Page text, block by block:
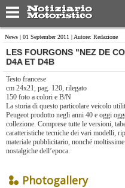
News | 01 September 2011 | Autore: Redazione
LES FOURGONS "NEZ DE
D4A ET D4B
Testo francese
cm 24x21, pag. 120, rilegato
150 foto a colori e B/N
La storia di questo particolare veicolo
Peugeot prodotto negli anni 40 e oggi
collezione. Comprese tutte le versioni,
caratteristiche tecniche dei vari modelli,
materiale pubblicitario, nonché
nostalgiche dell’epoca.
Photogallery